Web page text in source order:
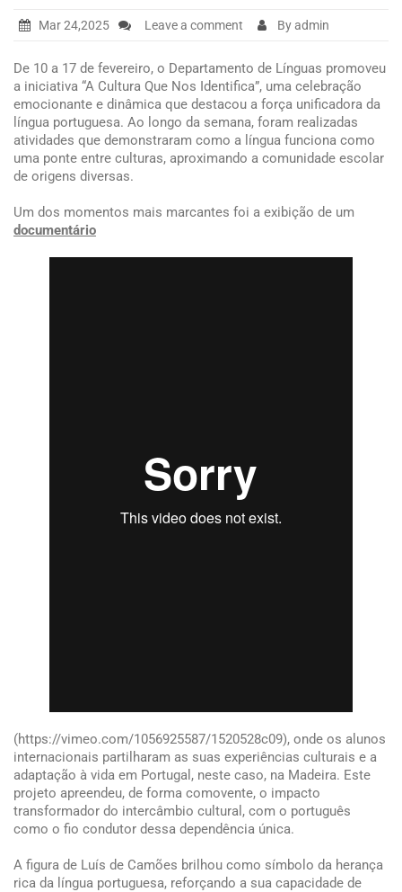
Mar 24,2025 Leave a comment By admin
De 10 a 17 de fevereiro, o Departamento de Línguas promoveu
a iniciativa “A Cultura Que Nos Identifica”, uma celebração
emocionante e dinâmica que destacou a força unificadora da
língua portuguesa. Ao longo da semana, foram realizadas
atividades que demonstraram como a língua funciona como
uma ponte entre culturas, aproximando a comunidade escolar
de origens diversas.
Um dos momentos mais marcantes foi a exibição de um
documentário
(https://vimeo.com/1056925587/1520528c09), onde os alunos
internacionais partilharam as suas experiências culturais e a
adaptação à vida em Portugal, neste caso, na Madeira. Este
projeto apreendeu, de forma comovente, o impacto
transformador do intercâmbio cultural, com o português
como o fio condutor dessa dependência única.
A figura de Luís de Camões brilhou como símbolo da herança
rica da língua portuguesa, reforçando a sua capacidade de